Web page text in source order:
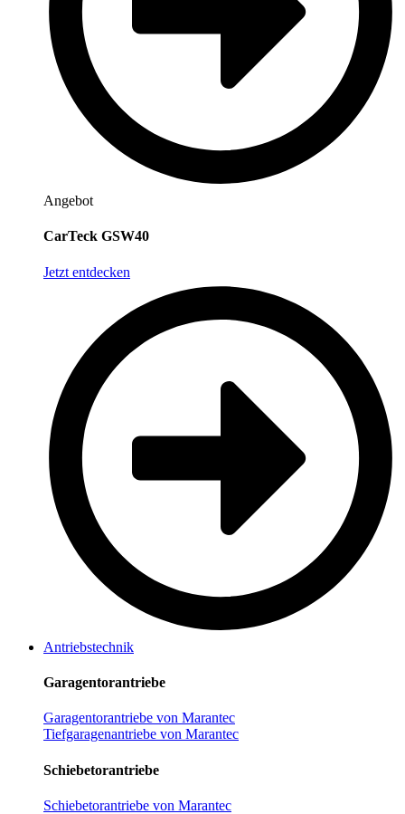
Angebot
CarTeck GSW40
Jetzt entdecken
Antriebstechnik
Garagentorantriebe
Garagentorantriebe von Marantec
Tiefgaragenantriebe von Marantec
Schiebetorantriebe
Schiebetorantriebe von Marantec